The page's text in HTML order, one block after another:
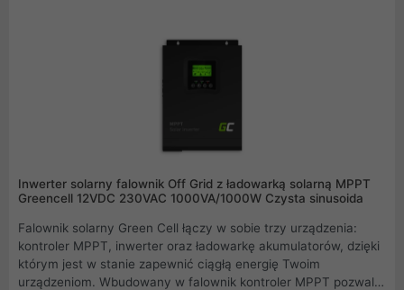
większa wydajność, bezpieczeństwo, trwałość oraz ochrona
Inwerter solarny falownik Off Grid z ładowarką solarną MPPT
Greencell 12VDC 230VAC 1000VA/1000W Czysta sinusoida
Falownik solarny Green Cell łączy w sobie trzy urządzenia:
kontroler MPPT, inwerter oraz ładowarkę akumulatorów, dzięki
którym jest w stanie zapewnić ciągłą energię Twoim
urządzeniom. Wbudowany w falownik kontroler MPPT pozwala